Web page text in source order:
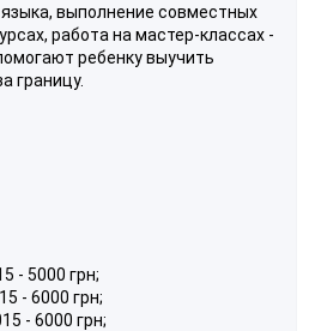
выполнение совместных
работа на мастер-классах -
ребенку выучить
границу.
- 5000 грн;
- 6000 грн;
- 6000 грн;